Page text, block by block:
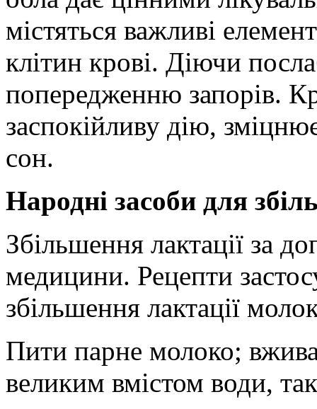
містяться важливі
клітин крові. Діючи
попередженню запорів.
заспокійливу дію,
сон.
Народні засоби для
Збільшення лактації за
медицини. Рецепти
збільшення лактації
Пити парне молоко;
великим вмістом води,